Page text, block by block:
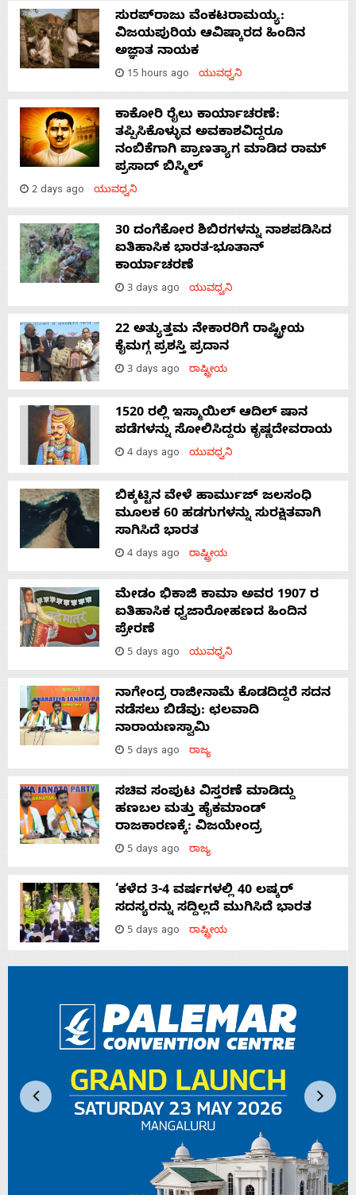
ಸುರಪ್‌ರಾಜು ವೆಂಕಟರಾಮಯ್ಯ:
ವಿಜಯಪುರಿಯ ಆವಿಷ್ಕಾರದ ಹಿಂದಿನ
ಅಜ್ಞಾತ ನಾಯಕ
15 hours ago ಯುವಧ್ವನಿ
ಕಾಕೋರಿ ರೈಲು ಕಾರ್ಯಾಚರಣೆ:
ತಪ್ಪಿಸಿಕೊಳ್ಳುವ ಅವಕಾಶವಿದ್ದರೂ
ನಂಬಿಕೆಗಾಗಿ ಪ್ರಾಣತ್ಯಾಗ ಮಾಡಿದ ರಾಮ್
ಪ್ರಸಾದ್ ಬಿಸ್ಮಿಲ್
2 days ago ಯುವಧ್ವನಿ
30 ದಂಗೆಕೋರ ಶಿಬಿರಗಳನ್ನು ನಾಶಪಡಿಸಿದ
ಐತಿಹಾಸಿಕ ಭಾರತ-ಭೂತಾನ್
ಕಾರ್ಯಾಚರಣೆ
3 days ago ಯುವಧ್ವನಿ
22 ಅತ್ಯುತ್ತಮ ನೇಕಾರರಿಗೆ ರಾಷ್ಟ್ರೀಯ
ಕೈಮಗ್ಗ ಪ್ರಶಸ್ತಿ ಪ್ರದಾನ
3 days ago ರಾಷ್ಟ್ರೀಯ
1520 ರಲ್ಲಿ ಇಸ್ಮಾಯಿಲ್ ಆದಿಲ್ ಷಾನ
ಪಡೆಗಳನ್ನು ಸೋಲಿಸಿದ್ದರು ಕೃಷ್ಣದೇವರಾಯ
4 days ago ಯುವಧ್ವನಿ
ಬಿಕ್ಕಟ್ಟಿನ ವೇಳೆ ಹಾರ್ಮುಜ್ ಜಲಸಂಧಿ
ಮೂಲಕ 60 ಹಡಗುಗಳನ್ನು ಸುರಕ್ಷಿತವಾಗಿ
ಸಾಗಿಸಿದೆ ಭಾರತ
4 days ago ರಾಷ್ಟ್ರೀಯ
ಮೇಡಂ ಭಿಕಾಜಿ ಕಾಮಾ ಅವರ 1907 ರ
ಐತಿಹಾಸಿಕ ಧ್ವಜಾರೋಹಣದ ಹಿಂದಿನ
ಪ್ರೇರಣೆ
5 days ago ಯುವಧ್ವನಿ
ನಾಗೇಂದ್ರ ರಾಜೀನಾಮೆ ಕೊಡದಿದ್ದರೆ ಸದನ
ನಡೆಸಲು ಬಿಡೆವು: ಛಲವಾದಿ
ನಾರಾಯಣಸ್ವಾಮಿ
5 days ago ರಾಜ್ಯ
ಸಚಿವ ಸಂಪುಟ ವಿಸ್ತರಣೆ ಮಾಡಿದ್ದು
ಹಣಬಲ ಮತ್ತು ಹೈಕಮಾಂಡ್
ರಾಜಕಾರಣಕ್ಕೆ: ವಿಜಯೇಂದ್ರ
5 days ago ರಾಜ್ಯ
‘ಕಳೆದ 3-4 ವರ್ಷಗಳಲ್ಲಿ 40 ಲಷ್ಕರ್
ಸದಸ್ಯರನ್ನು ಸದ್ದಿಲ್ಲದೆ ಮುಗಿಸಿದೆ ಭಾರತ
5 days ago ರಾಷ್ಟ್ರೀಯ